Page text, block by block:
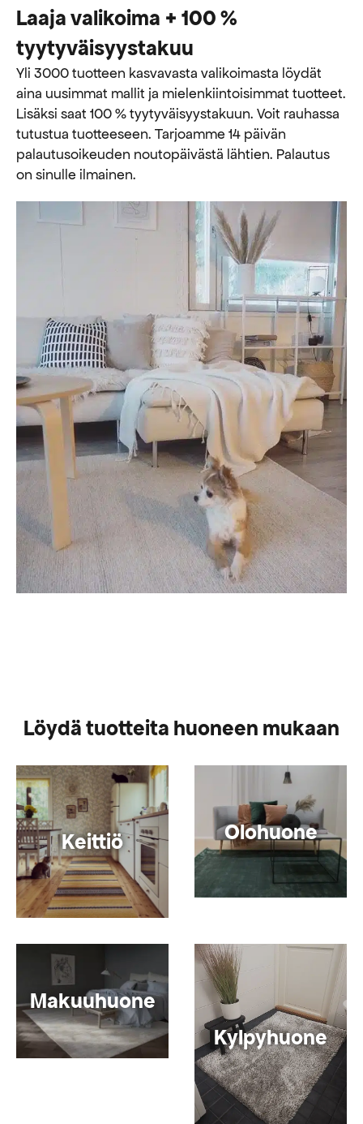
Laaja valikoima + 100 %
tyytyväisyystakuu
Yli 3000 tuotteen kasvavasta valikoimasta löydät
aina uusimmat mallit ja mielenkiintoisimmat tuotteet.
Lisäksi saat 100 % tyytyväisyystakuun. Voit rauhassa
tutustua tuotteeseen. Tarjoamme 14 päivän
palautusoikeuden noutopäivästä lähtien. Palautus
on sinulle ilmainen.
Löydä tuotteita huoneen mukaan
Keittiö Olohuone
Makuuhuone
Kylpyhuone